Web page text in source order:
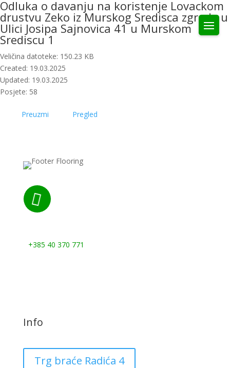
Odluka o davanju na koristenje Lovackom
drustvu Zeko iz Murskog Sredisca zgrade u
Ulici Josipa Sajnovica 41 u Murskom
Srediscu 1
Veličina datoteke: 150.23 KB
Created: 19.03.2025
Updated: 19.03.2025
Posjete: 58
Preuzmi Pregled

+385 40 370 771
Info
Trg braće Radića 4